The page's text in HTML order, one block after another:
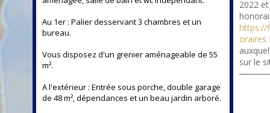
Au 1er : Palier desservant 3 chambres et un
bureau.
Vous disposez d'un grenier aménageable de 55
m².
A l'extérieur : Entrée sous porche, double garage
de 48 m², dépendances et un beau jardin arboré.
2022
https://
oraires
sur le